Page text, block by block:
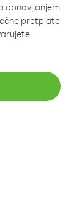
obnavljanjem
pretplate